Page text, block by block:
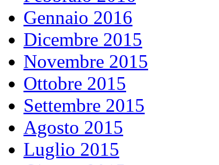
Gennaio 2016
Dicembre 2015
Novembre 2015
Ottobre 2015
Settembre 2015
Agosto 2015
Luglio 2015